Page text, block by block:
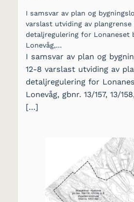
I samsvar av plan og
varslast utviding av
detaljregulering for Lonaneset
Lonevåg,…
I samsvar av plan og
12-8 varslast utviding av
detaljregulering for
Lonevåg, gbnr. 13/157, 13/
[…]